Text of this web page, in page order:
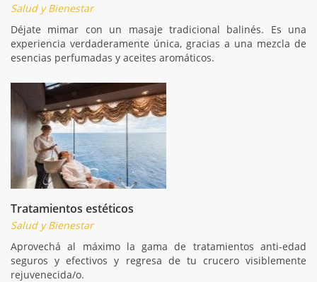
Salud y Bienestar
Déjate mimar con un masaje tradicional balinés. Es una
experiencia verdaderamente única, gracias a una mezcla de
esencias perfumadas y aceites aromáticos.
Tratamientos estéticos
Salud y Bienestar
Aprovechá al máximo la gama de tratamientos anti-edad
seguros y efectivos y regresa de tu crucero visiblemente
rejuvenecida/o.